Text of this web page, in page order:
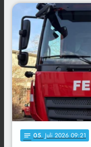
notes 05. Juli 2026 09:21